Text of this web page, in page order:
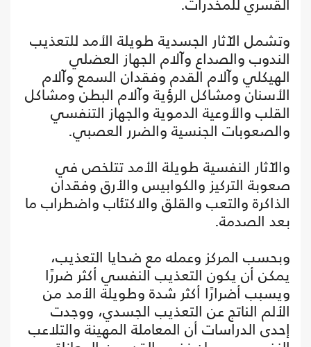
وتشمل الآثار الجسدية طويلة الأمد للتعذيب
الندوب والصداع وآلام الجهاز العضلي
الهيكلي وآلام القدم وفقدان السمع وآلام
الأسنان ومشاكل الرؤية وآلام البطن ومشاكل
القلب والأوعية الدموية والجهاز التنفسي
والصعوبات الجنسية والضرر العصبي.
والآثار النفسية طويلة الأمد تتلخص في
صعوبة التركيز والكوابيس والأرق وفقدان
الذاكرة والتعب والقلق والاكتئاب واضطراب ما
بعد الصدمة.
وبحسب المركز وعمله مع ضحايا التعذيب،
يمكن أن يكون التعذيب النفسي أكثر ضررًا
ويسبب أضرارًا أكثر شدة وطويلة الأمد من
الألم الناتج عن التعذيب الجسدي، ووجدت
إحدى الدراسات أن المعاملة المهينة والتلاعب